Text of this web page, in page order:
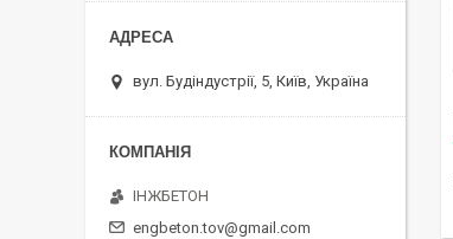
вул. Будіндустрії, 5, Київ, Україна
ІНЖБЕТОН
engbeton.tov@gmail.com